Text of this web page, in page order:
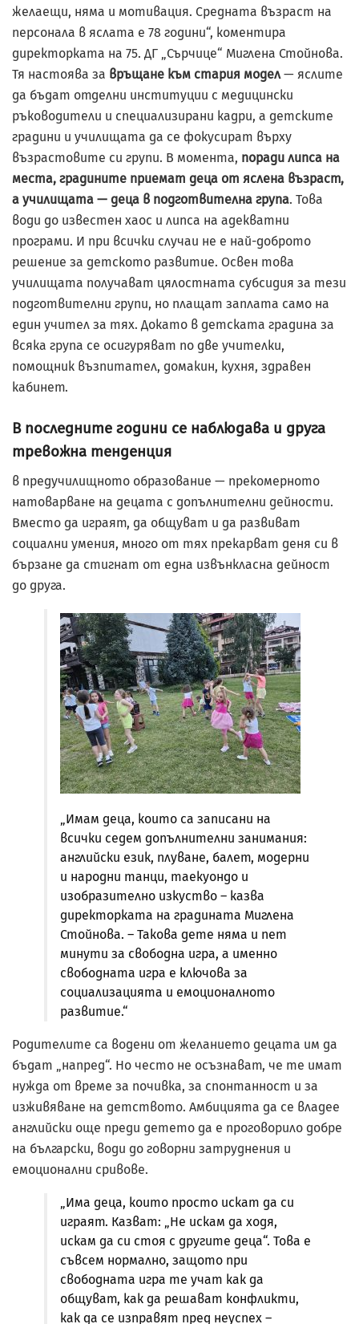
желаещи, няма и мотивация. Средната възраст на
персонала в яслата е 78 години“, коментира
директорката на 75. ДГ „Сърчице“ Миглена Стойнова.
Тя настоява за връщане към стария модел— яслите
да бъдат отделни институции с медицински
ръководители и специализирани кадри, а детските
градини и училищата да се фокусират върху
възрастовите си групи. В момента, поради липса на
места, градините приемат деца от яслена възраст,
а училищата — деца в подготвителна група. Това
води до известен хаос и липса на адекватни
програми. И при всички случаи не е най-доброто
решение за детското развитие. Освен това
училищата получават цялостната субсидия за тези
подготвителни групи, но плащат заплата само на
един учител за тях. Докато в детската градина за
всяка група се осигуряват по две учителки,
помощник възпитател, домакин, кухня, здравен
кабинет.
В последните години се наблюдава и друга
тревожна тенденция
в предучилищното образование — прекомерното
натоварване на децата с допълнителни дейности.
Вместо да играят, да общуват и да развиват
социални умения, много от тях прекарват деня си в
бързане да стигнат от една извънкласна дейност
до друга.
„Имам деца, които са записани на
всички седем допълнителни занимания:
английски език, плуване, балет, модерни
и народни танци, таекуондо и
изобразително изкуство – казва
директорката на градината Миглена
Стойнова. – Такова дете няма и пет
минути за свободна игра, а именно
свободната игра е ключова за
социализацията и емоционалното
развитие.“
Родителите са водени от желанието децата им да
бъдат „напред“. Но често не осъзнават, че те имат
нужда от време за почивка, за спонтанност и за
изживяване на детството. Амбицията да се владее
английски още преди детето да е проговорило добре
на български, води до говорни затруднения и
емоционални сривове.
„Има деца, които просто искат да си
играят. Казват: „Не искам да ходя,
искам да си стоя с другите деца“. Това е
съвсем нормално, защото при
свободната игра те учат как да
общуват, как да решават конфликти,
как да се изправят пред неуспех –